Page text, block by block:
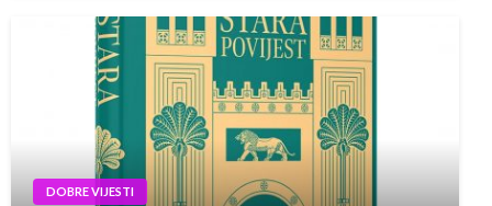
DOBRE VIJESTI